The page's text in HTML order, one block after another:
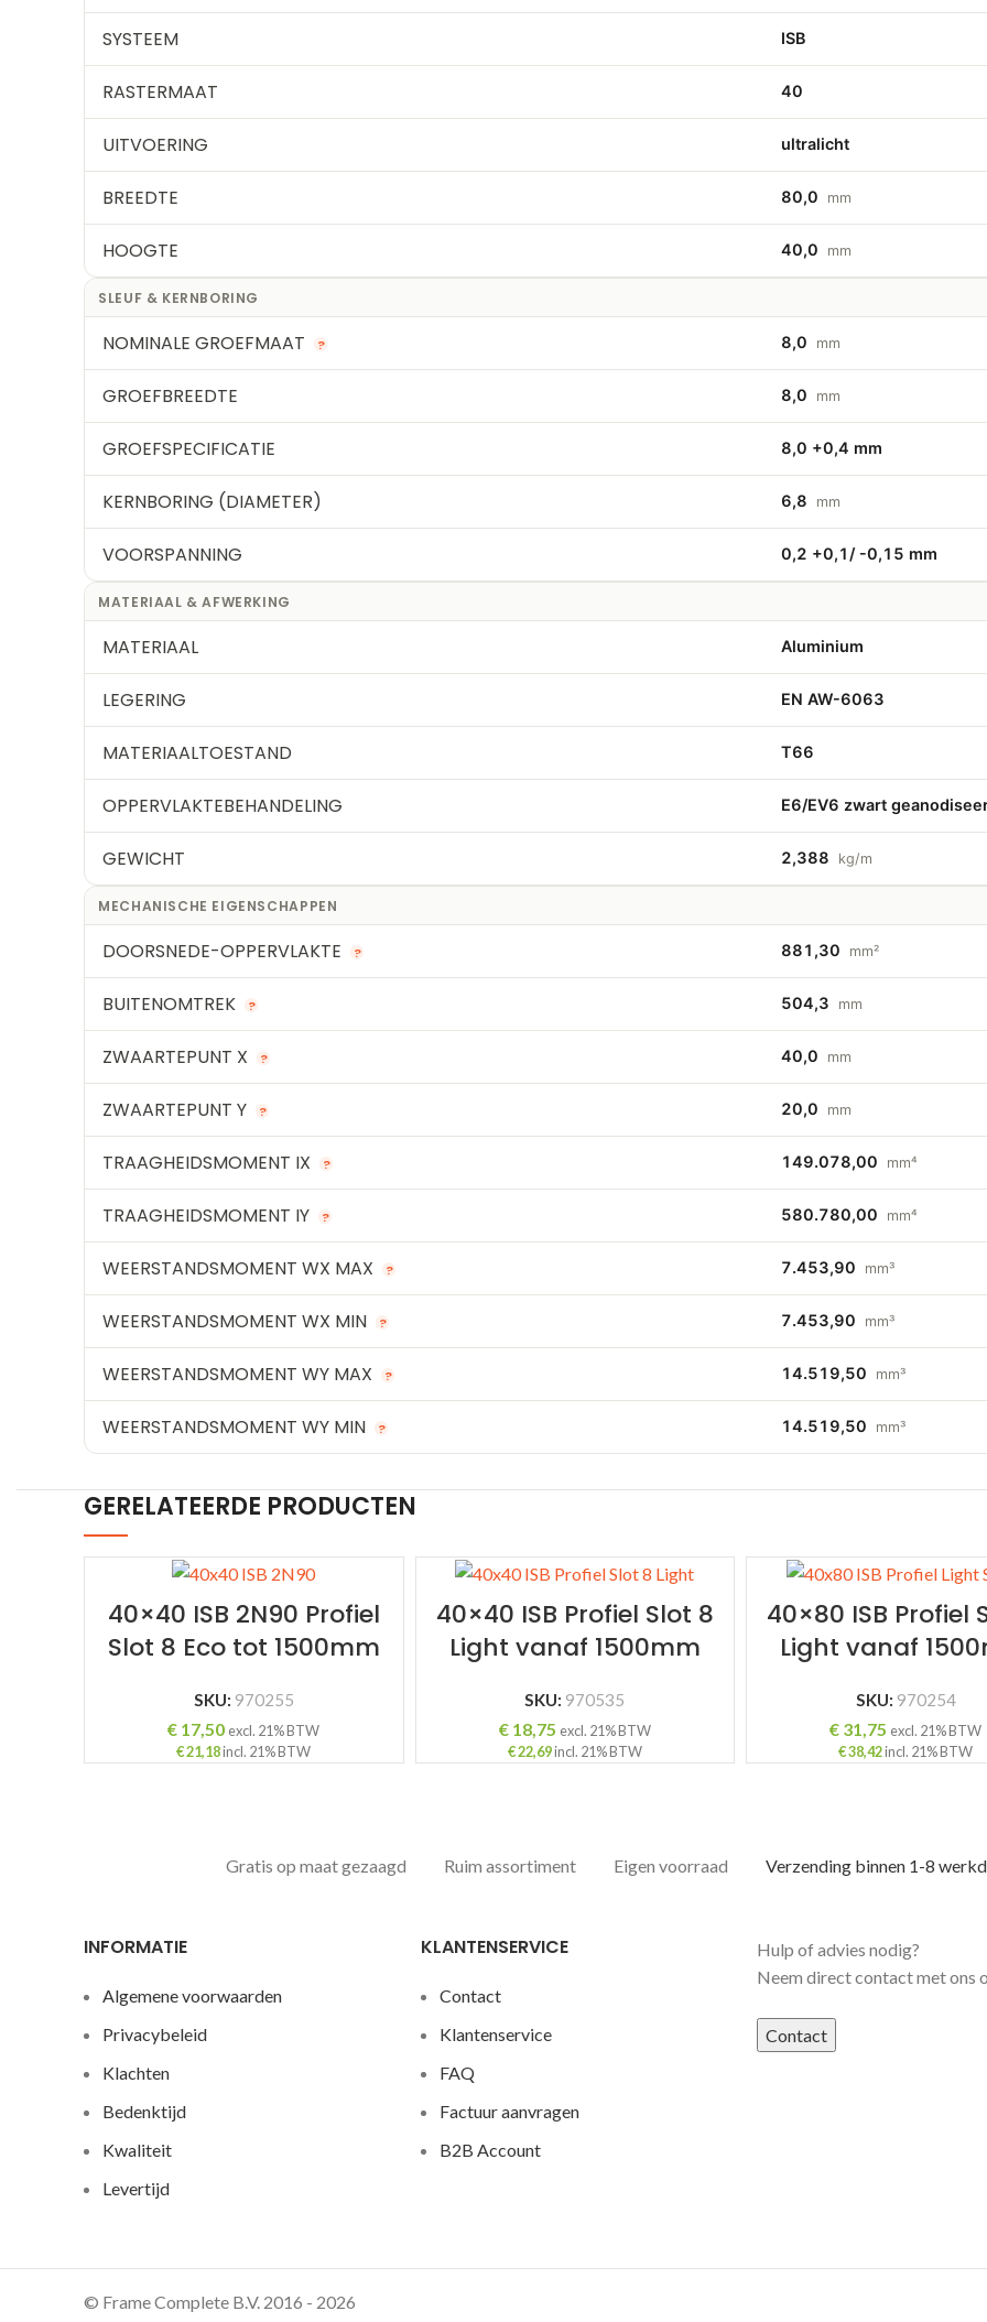
SYSTEEM ISB
RASTERMAAT 40
UITVOERING ultralicht
BREEDTE 80,0 mm
HOOGTE 40,0 mm
SLEUF & KERNBORING
NOMINALE GROEFMAAT ? 8,0 mm
GROEFBREEDTE 8,0 mm
GROEFSPECIFICATIE 8,0 +0,4 mm
KERNBORING (DIAMETER) 6,8 mm
VOORSPANNING 0,2 +0,1/ -0,15 mm
MATERIAAL & AFWERKING
MATERIAAL Aluminium
LEGERING EN AW-6063
MATERIAALTOESTAND T66
OPPERVLAKTEBEHANDELING E6/EV6 zwart
GEWICHT 2,388 kg/m
MECHANISCHE EIGENSCHAPPEN
DOORSNEDE-OPPERVLAKTE ? 881,30 mm²
BUITENOMTREK ? 504,3 mm
ZWAARTEPUNT X ? 40,0 mm
ZWAARTEPUNT Y ? 20,0 mm
TRAAGHEIDSMOMENT IX ? 149.078,00 mm⁴
TRAAGHEIDSMOMENT IY ? 580.780,00 mm⁴
WEERSTANDSMOMENT WX MAX ? 7.453,90 mm³
WEERSTANDSMOMENT WX MIN ? 7.453,90 mm³
WEERSTANDSMOMENT WY MAX ? 14.519,50 mm³
WEERSTANDSMOMENT WY MIN ? 14.519,50 mm³
GERELATEERDE PRODUCTEN
40×40 ISB 2N90 Profiel
Slot 8 Eco tot 1500mm
SKU: 970255
€ 17,50 excl. 21% BTW
€21,18incl. 21% BTW
40×40 ISB Profiel Slot 8
Light vanaf 1500mm
SKU: 970535
€18,75 excl. 21% BTW
€22,69incl. 21% BTW
40×80 ISB Profiel
Light vanaf
SKU: 970254
€ 31,75 excl. 21% BTW
€38,42incl. 21% BTW
Gratis op maat gezaagd Ruim assortiment Eigen voorraad Verzending binnen 1-8
INFORMATIE
Algemene voorwaarden
Privacybeleid
Klachten
Bedenktijd
Kwaliteit
Levertijd
KLANTENSERVICE
Contact
Klantenservice
FAQ
Factuur aanvragen
B2B Account
Hulp of advies nodig?
Neem direct contact met ons
Contact
© Frame Complete B.V. 2016 - 2026